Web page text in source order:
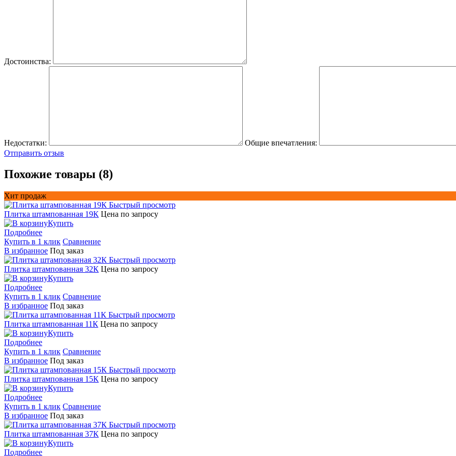
Достоинства:
Недостатки: Общие впечатления:
Отправить отзыв
Похожие товары (8)
Хит продаж
Быстрый просмотр
Плитка штампованная 19К Цена по запросу
Купить
Подробнее
Купить в 1 клик Сравнение
В избранное Под заказ
Быстрый просмотр
Плитка штампованная 32К Цена по запросу
Купить
Подробнее
Купить в 1 клик Сравнение
В избранное Под заказ
Быстрый просмотр
Плитка штампованная 11К Цена по запросу
Купить
Подробнее
Купить в 1 клик Сравнение
В избранное Под заказ
Быстрый просмотр
Плитка штампованная 15К Цена по запросу
Купить
Подробнее
Купить в 1 клик Сравнение
В избранное Под заказ
Быстрый просмотр
Плитка штампованная 37К Цена по запросу
Купить
Подробнее